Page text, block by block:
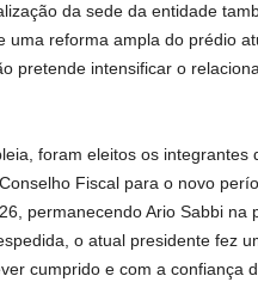
da sede da entidade
uma reforma ampla do prédio
pretende intensificar o
foram eleitos os
Fiscal para o novo
permanecendo Ario Sabbi
o atual presidente fez
cumprido e com a confiança